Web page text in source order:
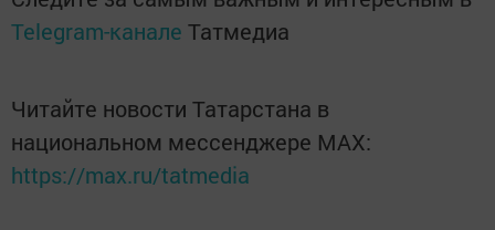
Telegram-канале Татмедиа
Читайте новости Татарстана в
национальном мессенджере MАХ:
https://max.ru/tatmedia